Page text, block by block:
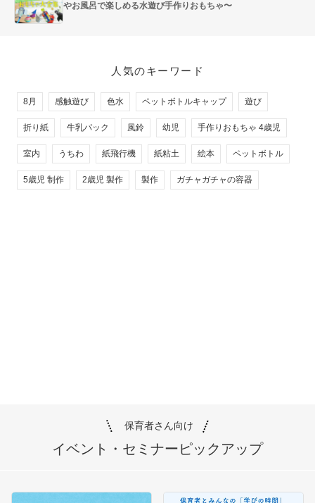
やお風呂で楽しめる水遊び手作りおもちゃ〜
人気のキーワード
8月 感触遊び 色水 ペットボトルキャップ 遊び
折り紙 牛乳パック 風鈴 幼児 手作りおもちゃ 4歳児
室内 うちわ 紙飛行機 紙粘土 絵本 ペットボトル
5歳児 制作 2歳児 製作 製作 ガチャガチャの容器
保育者さん向け
イベント・セミナーピックアップ